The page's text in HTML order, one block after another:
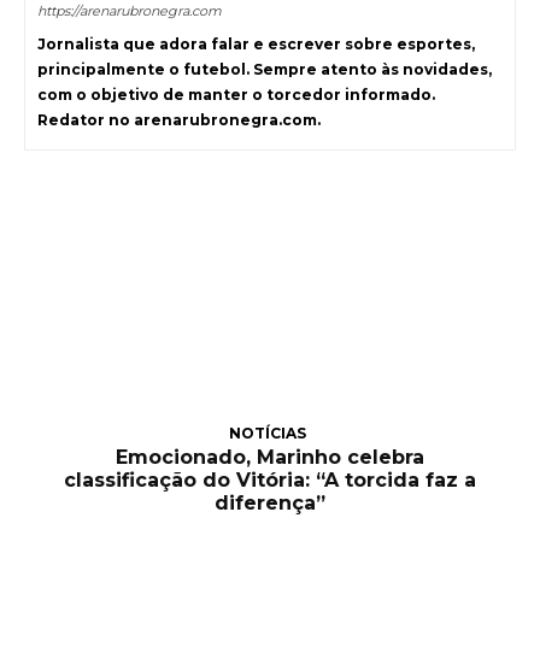
https://arenarubronegra.com
Jornalista que adora falar e escrever sobre esportes,
principalmente o futebol. Sempre atento às novidades,
com o objetivo de manter o torcedor informado.
Redator no arenarubronegra.com.
NOTÍCIAS
Emocionado, Marinho celebra
classificação do Vitória: “A torcida faz a
diferença”